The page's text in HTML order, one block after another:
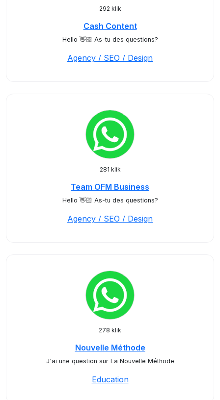
292 klik
Cash Content
Hello 👋🏻 As-tu des questions?
Agency / SEO / Design
281 klik
Team OFM Business
Hello 👋🏻 As-tu des questions?
Agency / SEO / Design
278 klik
Nouvelle Méthode
J'ai une question sur La Nouvelle Méthode
Education